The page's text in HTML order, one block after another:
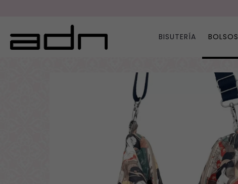
BISUTERÍA BOLSOS